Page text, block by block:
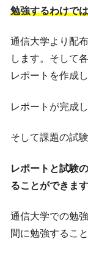
勉強するわけで
通信大学より配
します。そして
レポートを作成し
レポートが完成
そして課題の試
レポートと試験
ることができます
通信大学での勉
間に勉強するこ